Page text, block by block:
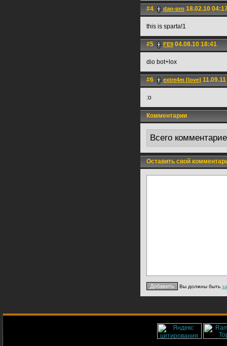
#4 dan-pro 18.02.10
this is sparta!1
#5 FE9 04.08.10 18:41
dio bot+lox
#6 extre4m [love]
:o
Комментарии
Всего
Оставить свой
Вы должны быть